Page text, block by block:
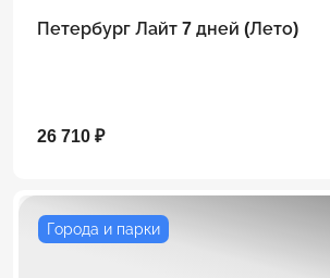
Петербург Лайт 7 дней (Лето)
26 710 ₽
Города и парки